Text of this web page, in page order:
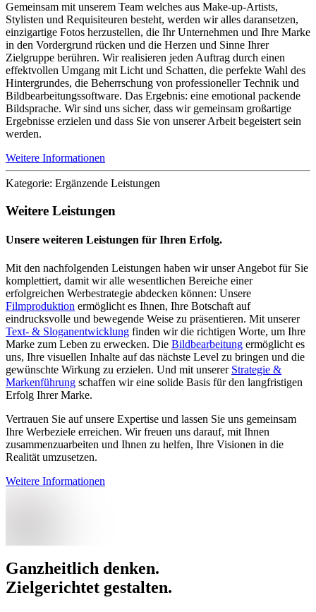
Gemeinsam mit unserem Team welches aus Make-up-Artists,
Stylisten und Requisiteuren besteht, werden wir alles daransetzen,
einzigartige Fotos herzustellen, die Ihr Unternehmen und Ihre Marke
in den Vordergrund rücken und die Herzen und Sinne Ihrer
Zielgruppe berühren. Wir realisieren jeden Auftrag durch einen
effektvollen Umgang mit Licht und Schatten, die perfekte Wahl des
Hintergrundes, die Beherrschung von professioneller Technik und
Bildbearbeitungssoftware. Das Ergebnis: eine emotional packende
Bildsprache. Wir sind uns sicher, dass wir gemeinsam großartige
Ergebnisse erzielen und dass Sie von unserer Arbeit begeistert sein
werden.
Weitere Informationen
Kategorie: Ergänzende Leistungen
Weitere Leistungen
Unsere weiteren Leistungen für Ihren Erfolg.
Mit den nachfolgenden Leistungen haben wir unser Angebot für Sie
komplettiert, damit wir alle wesentlichen Bereiche einer
erfolgreichen Werbestrategie abdecken können: Unsere
Filmproduktion ermöglicht es Ihnen, Ihre Botschaft auf
eindrucksvolle und bewegende Weise zu präsentieren. Mit unserer
Text- & Sloganentwicklung finden wir die richtigen Worte, um Ihre
Marke zum Leben zu erwecken. Die Bildbearbeitung ermöglicht es
uns, Ihre visuellen Inhalte auf das nächste Level zu bringen und die
gewünschte Wirkung zu erzielen. Und mit unserer Strategie &
Markenführung schaffen wir eine solide Basis für den langfristigen
Erfolg Ihrer Marke.
Vertrauen Sie auf unsere Expertise und lassen Sie uns gemeinsam
Ihre Werbeziele erreichen. Wir freuen uns darauf, mit Ihnen
zusammenzuarbeiten und Ihnen zu helfen, Ihre Visionen in die
Realität umzusetzen.
Weitere Informationen
Ganzheitlich denken.
Zielgerichtet gestalten.